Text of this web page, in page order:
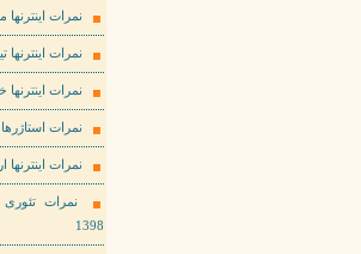
نمرات اینترنها
نمرات اینترنها تیر
نمرات اینترنها
نمرات استاژرها
نمرات اینترنها
نمرات تئوری
1398